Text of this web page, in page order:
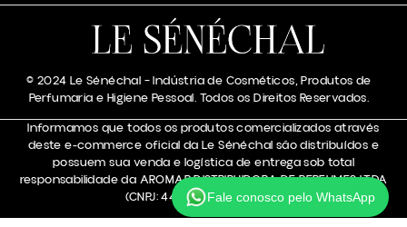
© 2024 Le Sénéchal – Indústria de Cosméticos, Produtos de
Perfumaria e Higiene Pessoal. Todos os Direitos Reservados.
Informamos que todos os produtos comercializados através
deste e-commerce oficial da Le Sénéchal são distribuídos e
possuem sua venda e logística de entrega sob total
responsabilidade da AROMAR DISTRIBUIDORA DE PERFUMES LTDA
(CNPJ: 44.050.133/0001-48).Fale conosco pelo WhatsApp